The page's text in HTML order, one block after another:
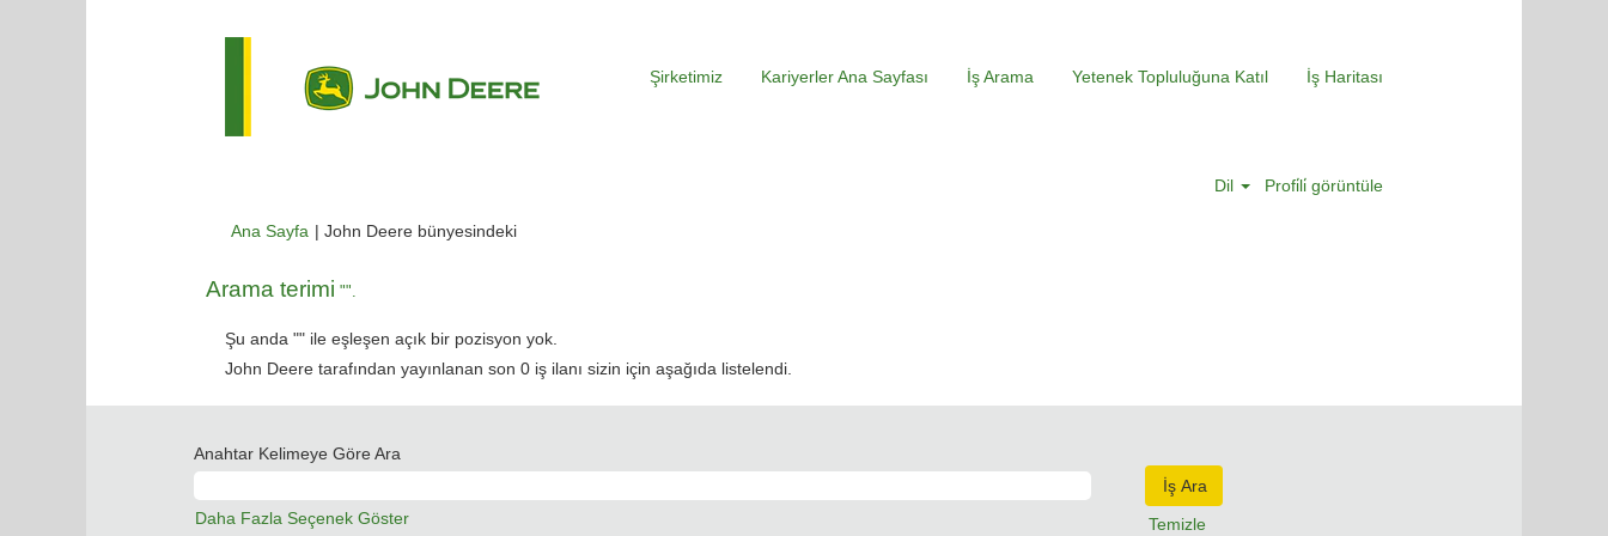
Şirketimiz Kariyerler Ana Sayfası İş Arama Yetenek Topluluğuna Katıl İş Haritası
Dil Profi̇li̇ görüntüle
Ana Sayfa | John Deere bünyesindeki(mevcut
Arama terimi "".
Şu anda "" ile eşleşen açık bir pozisyon yok.
John Deere tarafından yayınlanan son 0 iş ilanı sizin için aşağıda listelendi.
Anahtar Kelimeye Göre Ara
Daha Fazla Seçenek Göster Temizle